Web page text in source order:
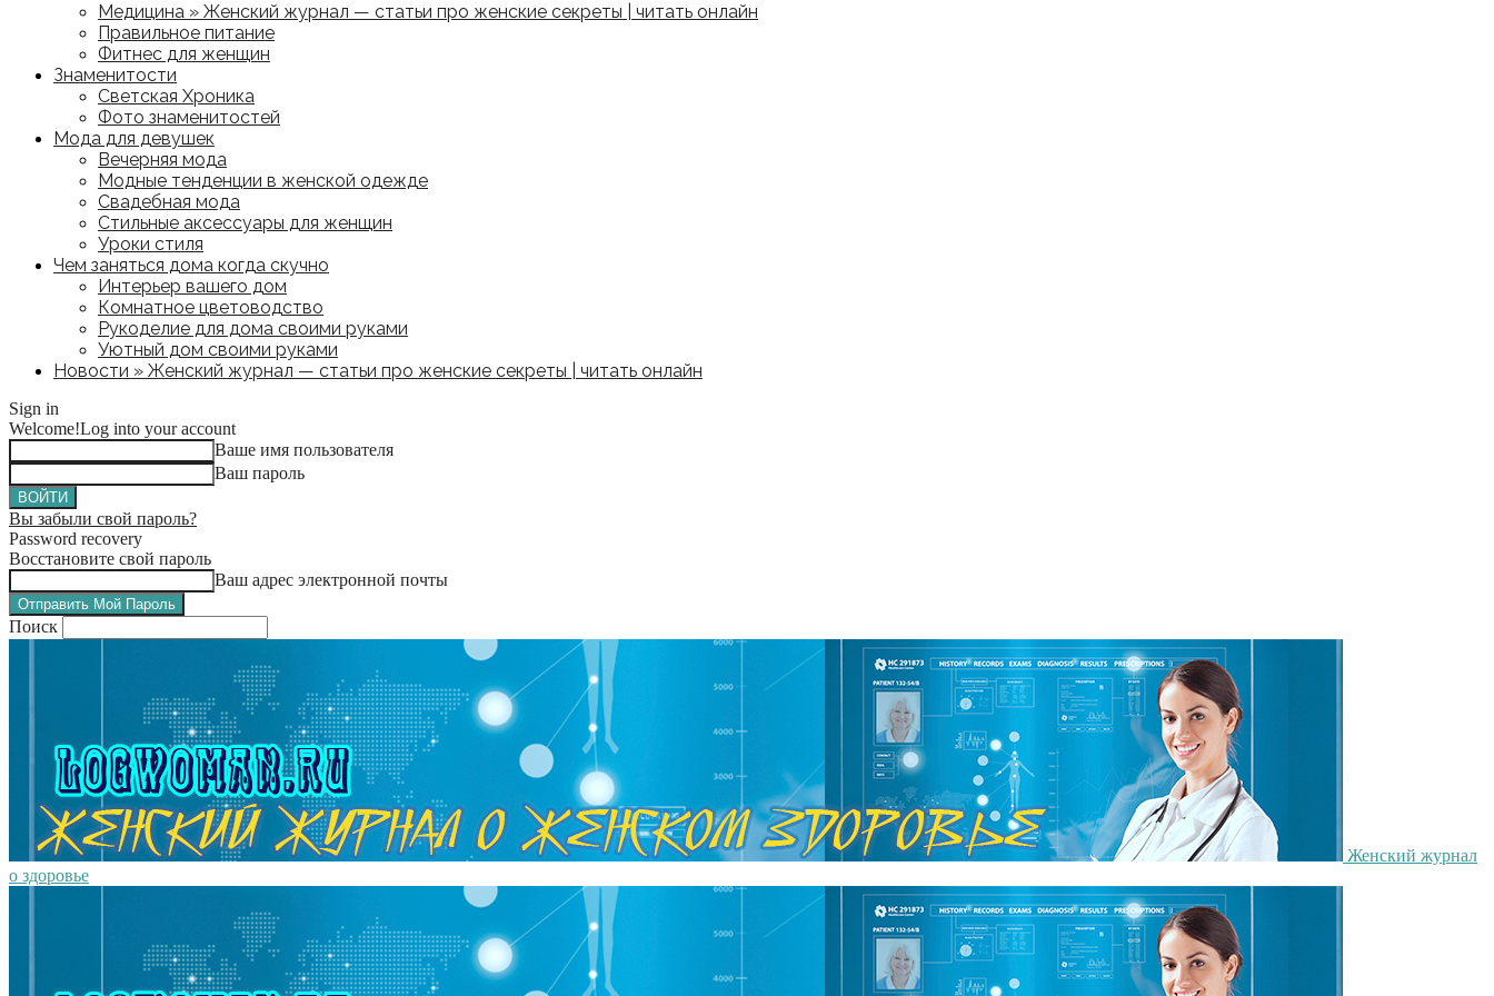
Медицина » Женский журнал — статьи про женские секреты | читать онлайн
Правильное питание
Фитнес для женщин
Знаменитости
Светская Хроника
Фото знаменитостей
Мода для девушек
Вечерняя мода
Модные тенденции в женской одежде
Свадебная мода
Стильные аксессуары для женщин
Уроки стиля
Чем заняться дома когда скучно
Интерьер вашего дом
Комнатное цветоводство
Рукоделие для дома своими руками
Уютный дом своими руками
Новости » Женский журнал — статьи про женские секреты | читать онлайн
Sign in
Welcome!Log into your account
Ваше имя пользователя
Ваш пароль
Вы забыли свой пароль?
Password recovery
Восстановите свой пароль
Ваш адрес электронной почты
Поиск
Женский журнал
о здоровье